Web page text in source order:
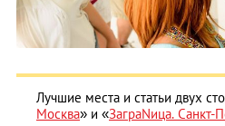
Лучшие места и статьи двух
Москва» и «ЗаграNица. Санкт-